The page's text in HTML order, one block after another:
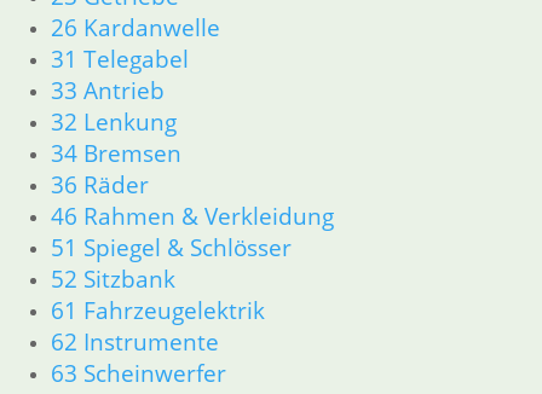
26 Kardanwelle
31 Telegabel
33 Antrieb
32 Lenkung
34 Bremsen
36 Räder
46 Rahmen & Verkleidung
51 Spiegel & Schlösser
52 Sitzbank
61 Fahrzeugelektrik
62 Instrumente
63 Scheinwerfer
31 Telegabel
32 Lenkung
33 Antrieb
34 Bremsen
36 Räder
46 Rahmen Verkleidung R25/3
51 Spiegel & Schlösser
61 Fahrzeugelektrik
62 Instrumente
63 Scheinwerfer
R26 & R27
11 Motor
Dichtungen
Zylinderkopf r26-r27